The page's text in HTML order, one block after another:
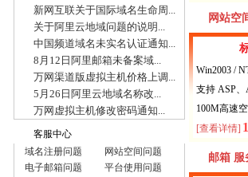
新网互联关于国际域名生命周...
关于阿里云地域问题的说明...
中国频道域名未实名认证通知...
8月12日阿里邮箱未备案域...
万网渠道版虚拟主机价格上调...
5月26日阿里云地域名称改...
万网虚拟主机修改密码通知...
客服中心
域名注册问题
网站空间问题
电子邮箱问题
平台使用问题
网站空
Win2003 /
支持 ASP
100M高速
[查看详情]
邮箱 服